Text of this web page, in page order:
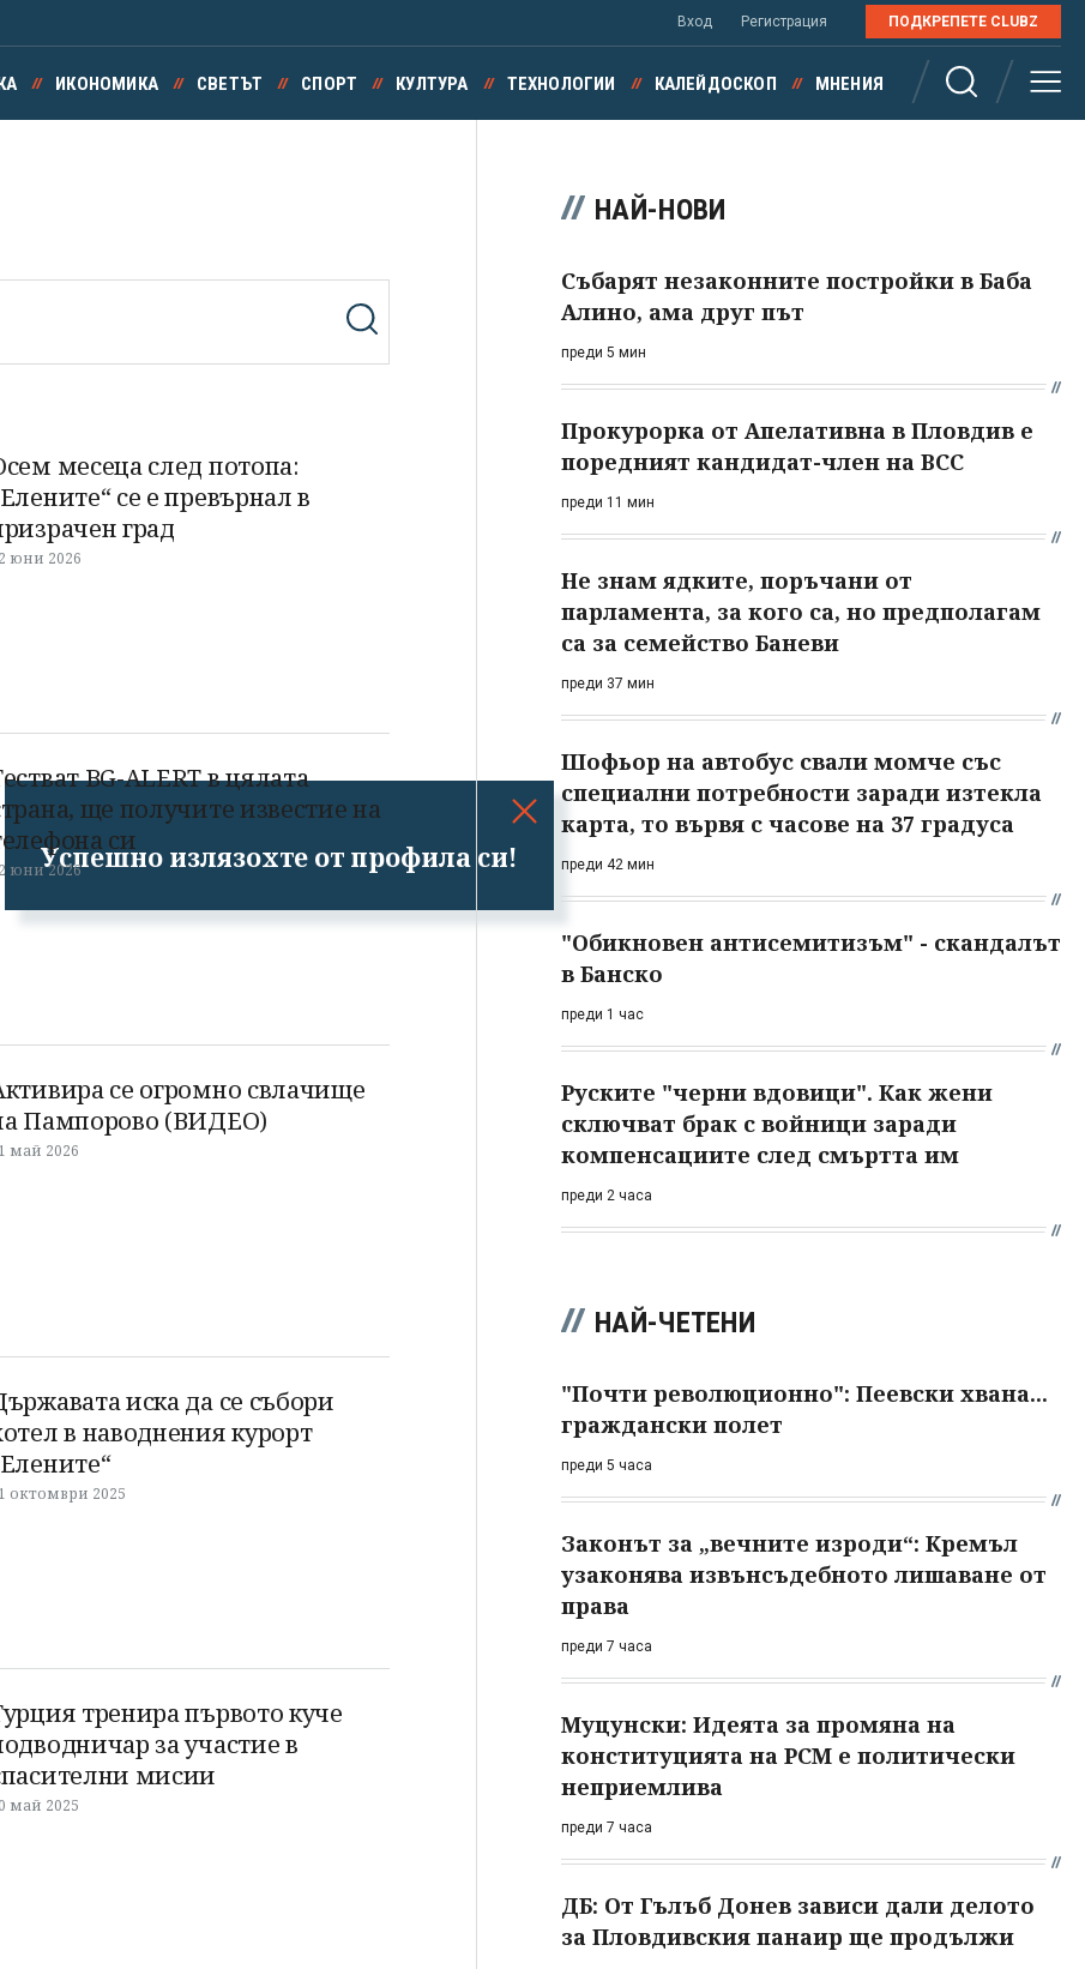
Успешно излязохте от профила си!
Вход Регистрация ПОДКРЕПЕТЕ CLUBZ
ИКОНОМИКА СВЕТЪТ СПОРТ КУЛТУРА ТЕХНОЛОГИИ КАЛЕЙДОСКОП МНЕНИЯ
месеца след потопа:
се е превърнал в
град
юни 2026
BG-ALERT в цялата
ще получите известие на
си
юни 2026
се огромно свлачище
Пампорово (ВИДЕО)
май 2026
иска да се събори
в наводнения курорт
октомври 2025
тренира първото куче
за участие в
мисии
май 2025
НАЙ-НОВИ
Събарят незаконните постройки в Баба
Алино, ама друг път
преди 5 мин
Прокурорка от Апелативна в Пловдив е
поредният кандидат-член на ВСС
преди 11 мин
Не знам ядките, поръчани от
парламента, за кого са, но предполагам
са за семейство Баневи
преди 37 мин
Шофьор на автобус свали момче със
специални потребности заради изтекла
карта, то вървя с часове на 37 градуса
преди 42 мин
"Обикновен антисемитизъм" - скандалът
в Банско
преди 1 час
Руските "черни вдовици". Как жени
сключват брак с войници заради
компенсациите след смъртта им
преди 2 часа
НАЙ-ЧЕТЕНИ
"Почти революционно": Пеевски хвана...
граждански полет
преди 5 часа
Законът за „вечните изроди“: Кремъл
узаконява извънсъдебното лишаване от
права
преди 7 часа
Муцунски: Идеята за промяна на
конституцията на РСМ е политически
неприемлива
преди 7 часа
ДБ: От Гълъб Донев зависи дали делото
за Пловдивския панаир ще продължи